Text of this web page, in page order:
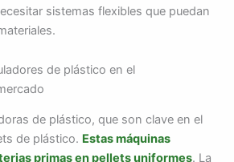
sistemas flexibles que puedan
de plástico en el
de plástico, que son clave en el
de plástico. Estas máquinas
primas en pellets uniformes. La